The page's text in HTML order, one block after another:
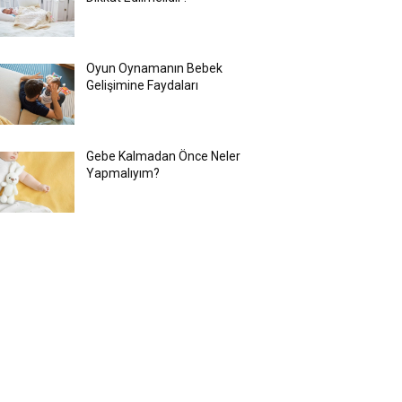
Oyun Oynamanın Bebek
Gelişimine Faydaları
Gebe Kalmadan Önce Neler
Yapmalıyım?